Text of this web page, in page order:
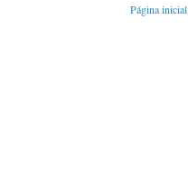
Página inicial